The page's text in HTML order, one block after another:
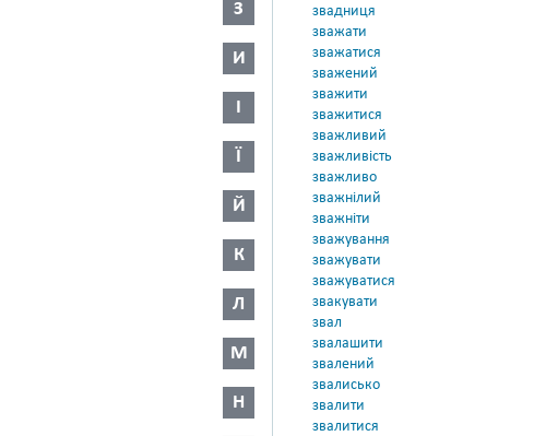
З
И
І
Ї
Й
К
Л
М
Н
звадниця
зважати
зважатися
зважений
зважити
зважитися
зважливий
зважливість
зважливо
зважнілий
зважніти
зважування
зважувати
зважуватися
звакувати
звал
звалашити
звалений
звалисько
звалити
звалитися